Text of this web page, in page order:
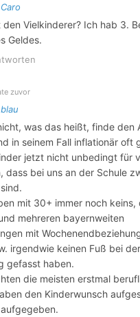
Caro
den Vielkinderer? Ich hab 3.
Geldes.
zuvor
blau
was das heißt, finde den
in seinem Fall inflationär oft
jetzt nicht unbedingt für
dass bei uns an der Schule
mit 30+ immer noch keins,
mehreren bayernweiten
mit
irgendwie keinen Fuß bei der
gefasst haben.
die meisten erstmal
den Kinderwunsch